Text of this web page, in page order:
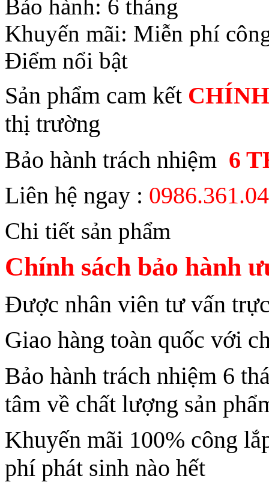
Bảo hành: 6 tháng
Khuyến mãi: Miễn phí
Điểm nổi bật
Sản phẩm cam kết
thị trường
Bảo hành trách nhiệm 6
Liên hệ ngay :
Chi tiết sản phẩm
Chính sách bảo hành
Được nhân viên tư vấn
Giao hàng toàn quốc với
Bảo hành trách nhiệm 6
tâm về chất lượng sản
Khuyến mãi 100% công
phí phát sinh nào hết